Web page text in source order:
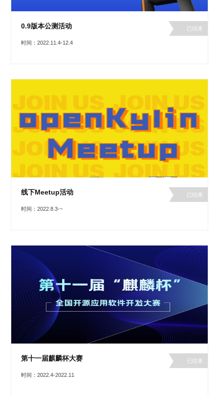
0.9版本公测活动
时间：2022.11.4-12.4
已结束
线下Meetup活动
时间：2022.8.3-~
已结束
第十一届麒麟杯大赛
时间：2022.4-2022.11
已结束